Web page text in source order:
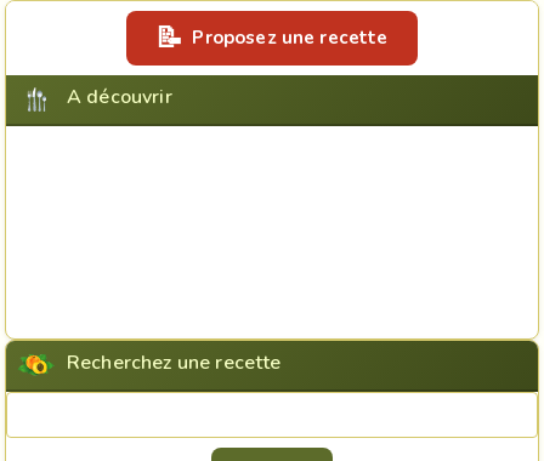
Proposez une recette
A découvrir
Recherchez une recette